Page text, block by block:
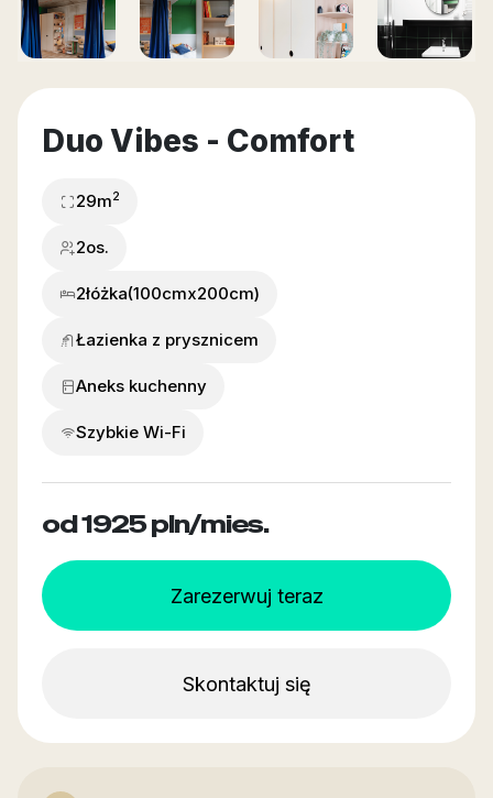
Duo Vibes - Comfort
29m2
2os.
2łóżka(100cmx200cm)
Łazienka z prysznicem
Aneks kuchenny
Szybkie Wi-Fi
od 1925pln/mies.
Zarezerwuj teraz
Skontaktuj się